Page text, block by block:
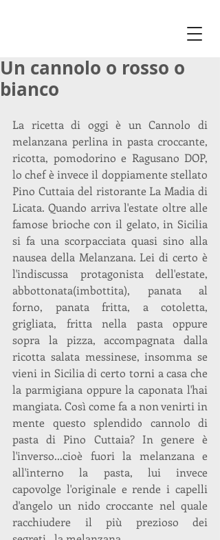
Un cannolo o rosso o
bianco
La ricetta di oggi è un Cannolo di
melanzana perlina in pasta croccante,
ricotta, pomodorino e Ragusano DOP,
lo chef è invece il doppiamente stellato
Pino Cuttaia del ristorante La Madia di
Licata. Quando arriva l'estate oltre alle
famose brioche con il gelato, in Sicilia
si fa una scorpacciata quasi sino alla
nausea della Melanzana. Lei di certo è
l'indiscussa protagonista dell'estate,
abbottonata(imbottita), panata al
forno, panata fritta, a cotoletta,
grigliata, fritta nella pasta oppure
sopra la pizza, accompagnata dalla
ricotta salata messinese, insomma se
vieni in Sicilia di certo torni a casa che
la parmigiana oppure la caponata l'hai
mangiata. Così come fa a non venirti in
mente questo splendido cannolo di
pasta di Pino Cuttaia? In genere è
l'inverso...cioè fuori la melanzana e
all'interno la pasta, lui invece
capovolge l'originale e rende i capelli
d'angelo un nido croccante nel quale
racchiudere il più prezioso dei